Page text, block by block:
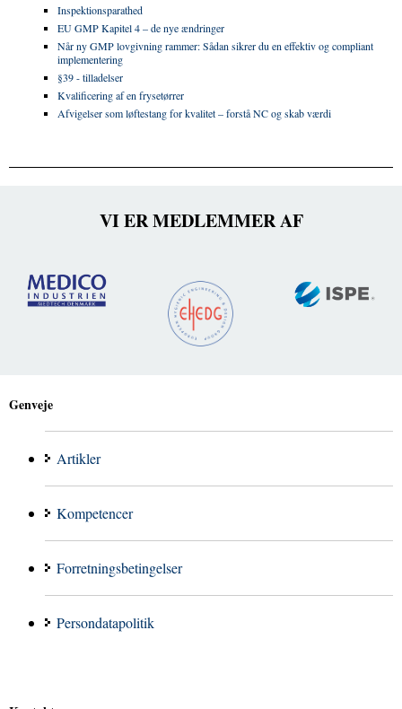
Inspektionsparathed
EU GMP Kapitel 4 – de nye ændringer
Når ny GMP lovgivning rammer: Sådan sikrer du en effektiv og compliant
implementering
§39 - tilladelser
Kvalificering af en frysetørrer
Afvigelser som løftestang for kvalitet – forstå NC og skab værdi
VI ER MEDLEMMER AF
Genveje
Artikler
Kompetencer
Forretningsbetingelser
Persondatapolitik